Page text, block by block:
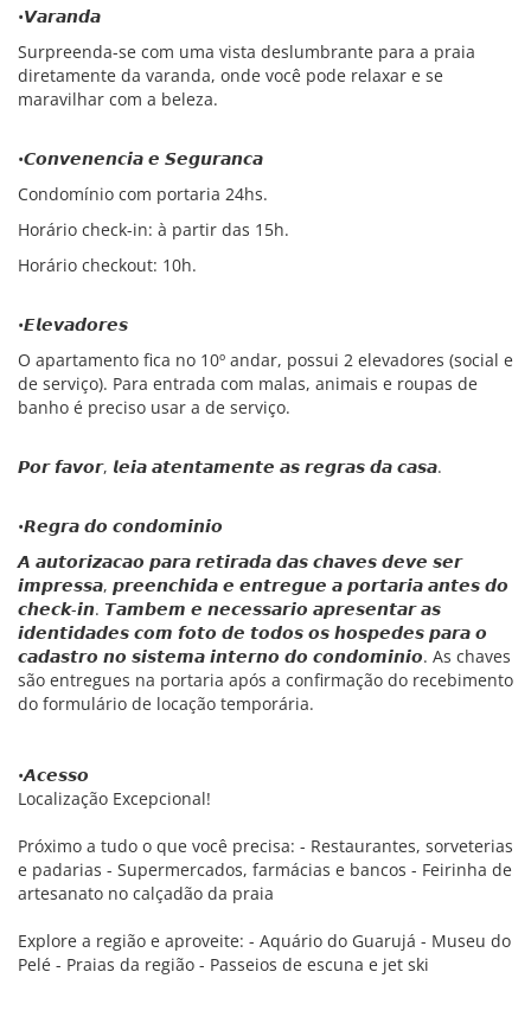
•𝙑𝙖𝙧𝙖𝙣𝙙𝙖
Surpreenda-se com uma vista deslumbrante para a praia
diretamente da varanda, onde você pode relaxar e se
maravilhar com a beleza.
•𝘾𝙤𝙣𝙫𝙚𝙣𝙚𝙣𝙘𝙞𝙖 𝙚 𝙎𝙚𝙜𝙪𝙧𝙖𝙣𝙘𝙖
Condomínio com portaria 24hs.
Horário check-in: à partir das 15h.
Horário checkout: 10h.
•𝙀𝙡𝙚𝙫𝙖𝙙𝙤𝙧𝙚𝙨
O apartamento fica no 10º andar, possui 2 elevadores (social e
de serviço). Para entrada com malas, animais e roupas de
banho é preciso usar a de serviço.
𝙋𝙤𝙧 𝙛𝙖𝙫𝙤𝙧, 𝙡𝙚𝙞𝙖 𝙖𝙩𝙚𝙣𝙩𝙖𝙢𝙚𝙣𝙩𝙚 𝙖𝙨 𝙧𝙚𝙜𝙧𝙖𝙨 𝙙𝙖 𝙘𝙖𝙨𝙖.
•𝙍𝙚𝙜𝙧𝙖 𝙙𝙤 𝙘𝙤𝙣𝙙𝙤𝙢𝙞𝙣𝙞𝙤
𝘼 𝙖𝙪𝙩𝙤𝙧𝙞𝙯𝙖𝙘𝙖𝙤 𝙥𝙖𝙧𝙖 𝙧𝙚𝙩𝙞𝙧𝙖𝙙𝙖 𝙙𝙖𝙨 𝙘𝙝𝙖𝙫𝙚𝙨 𝙙𝙚𝙫𝙚 𝙨𝙚𝙧
𝙞𝙢𝙥𝙧𝙚𝙨𝙨𝙖, 𝙥𝙧𝙚𝙚𝙣𝙘𝙝𝙞𝙙𝙖 𝙚 𝙚𝙣𝙩𝙧𝙚𝙜𝙪𝙚 𝙖 𝙥𝙤𝙧𝙩𝙖𝙧𝙞𝙖 𝙖𝙣𝙩𝙚𝙨 𝙙𝙤
𝙘𝙝𝙚𝙘𝙠-𝙞𝙣. 𝙏𝙖𝙢𝙗𝙚𝙢 𝙚 𝙣𝙚𝙘𝙚𝙨𝙨𝙖𝙧𝙞𝙤 𝙖𝙥𝙧𝙚𝙨𝙚𝙣𝙩𝙖𝙧 𝙖𝙨
𝙞𝙙𝙚𝙣𝙩𝙞𝙙𝙖𝙙𝙚𝙨 𝙘𝙤𝙢 𝙛𝙤𝙩𝙤 𝙙𝙚 𝙩𝙤𝙙𝙤𝙨 𝙤𝙨 𝙝𝙤𝙨𝙥𝙚𝙙𝙚𝙨 𝙥𝙖𝙧𝙖 𝙤
𝙘𝙖𝙙𝙖𝙨𝙩𝙧𝙤 𝙣𝙤 𝙨𝙞𝙨𝙩𝙚𝙢𝙖 𝙞𝙣𝙩𝙚𝙧𝙣𝙤 𝙙𝙤 𝙘𝙤𝙣𝙙𝙤𝙢𝙞𝙣𝙞𝙤. As chaves
são entregues na portaria após a confirmação do recebimento
do formulário de locação temporária.
•𝘼𝙘𝙚𝙨𝙨𝙤
Localização Excepcional!
Próximo a tudo o que você precisa: - Restaurantes, sorveterias
e padarias - Supermercados, farmácias e bancos - Feirinha de
artesanato no calçadão da praia
Explore a região e aproveite: - Aquário do Guarujá - Museu do
Pelé - Praias da região - Passeios de escuna e jet ski